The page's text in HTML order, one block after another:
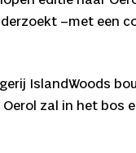
–met een
IslandWoods
zal in het bos